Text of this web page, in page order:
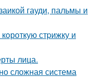
гауди, пальмы и
стpижку и
лица.
сложная система